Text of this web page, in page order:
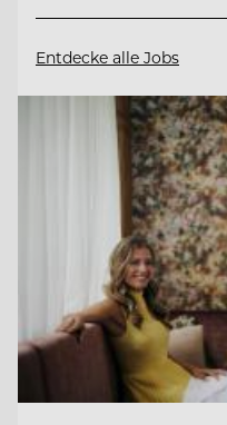
Entdecke alle Jobs